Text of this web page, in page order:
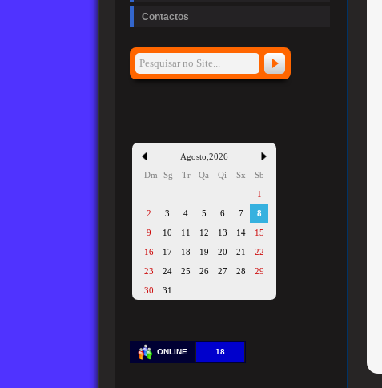
Contactos
Agosto 2026
Dm
Sg Tr Qa Qi Sx
Sb
1
2
3 4 5 6 7
8
9
10 11 12 13 14
15
16
17 18 19 20 21
22
23
24 25 26 27 28
29
30
31
ONLINE 18